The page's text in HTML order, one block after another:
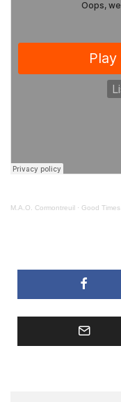
M.A.O. Cormontreuil · Good Times